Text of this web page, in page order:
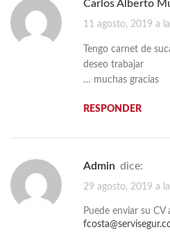
Carlos Alberto
11 agosto, 2019 a
Tengo carnet de
deseo trabajar
… muchas gracias
RESPONDER
admin dice:
29 agosto, 2019 a
Puede enviar su CV